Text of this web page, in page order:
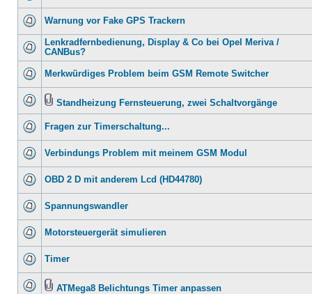
Warnung vor Fake GPS Trackern
Lenkradfernbedienung, Display & Co bei Opel Meriva /
CANBus?
Merkwürdiges Problem beim GSM Remote Switcher
Standheizung Fernsteuerung, zwei Schaltvorgänge
Fragen zur Timerschaltung...
Verbindungs Problem mit meinem GSM Modul
OBD 2 D mit anderem Lcd (HD44780)
Spannungswandler
Motorsteuergerät simulieren
Timer
ATMega8 Belichtungs Timer anpassen